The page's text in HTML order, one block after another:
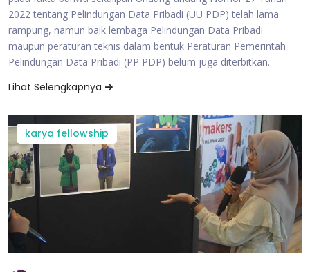
2022 tentang Pelindungan Data Pribadi (UU PDP) telah lama
rampung, namun baik lembaga Pelindungan Data Pribadi
maupun peraturan teknis dalam bentuk Peraturan Pemerintah
Pelindungan Data Pribadi (PP PDP) belum juga diterbitkan.
Lihat Selengkapnya
karya fellowship